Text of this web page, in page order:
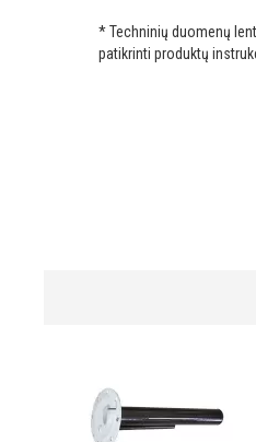
* Techninių duomenų
patikrinti produktų